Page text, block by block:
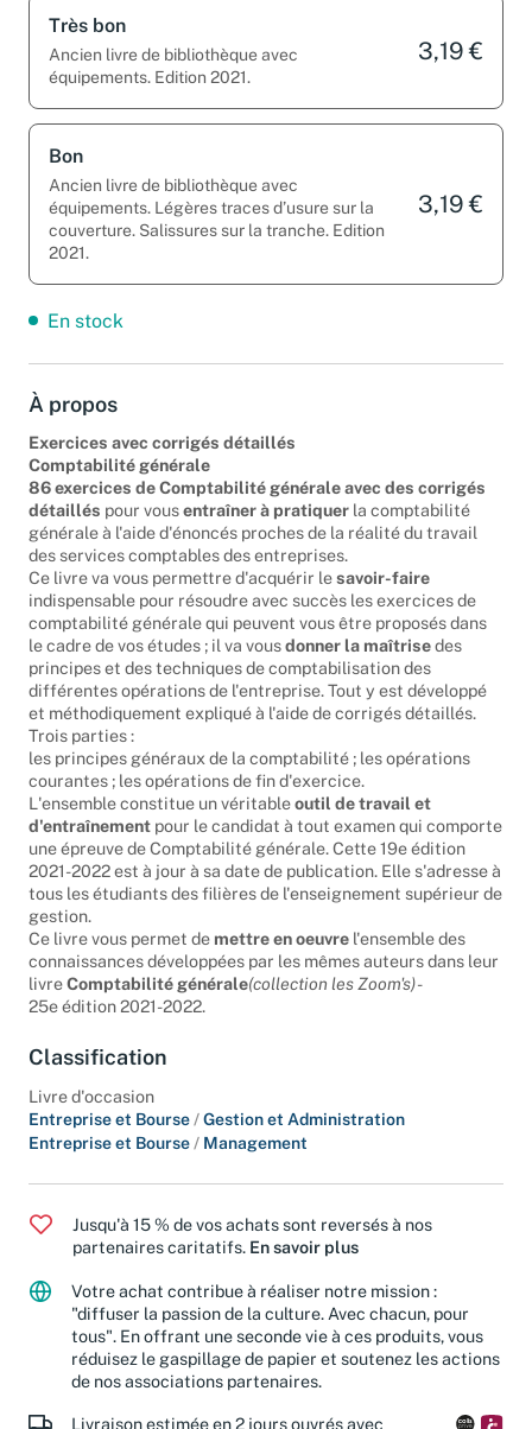
Très bon
Ancien livre de bibliothèque avec
3,19 €
Ancien livre de bibliothèque avec
équipements. Légères traces d’usure sur la
couverture. Salissures sur la tranche. Edition
3,19 €
À propos
Exercices avec corrigés détaillés
Comptabilité générale
86 exercices de Comptabilité générale avec des corrigés
détaillés pour vousentraîner à pratiquer la comptabilité
générale à l'aide d'énoncés proches de la réalité du travail
des services comptables des entreprises.
Ce livre va vous permettre d'acquérir lesavoir-faire
indispensable pour résoudre avec succès les exercices de
comptabilité générale qui peuvent vous être proposés dans
le cadre de vos études ; il va vousdonner la maîtrise
principes et des techniques de comptabilisation des
différentes opérations de l'entreprise. Tout y est développé
et méthodiquement expliqué à l'aide de corrigés détaillés.
Trois parties :
les principes généraux de la comptabilité ; les opérations
courantes ; les opérations de fin d'exercice.
L'ensemble constitue un véritable outil de travail et
d'entraînement pour le candidat à tout examen qui comporte
une épreuve de Comptabilité générale. Cette 19e édition
2021-2022 est à jour à sa date de publication. Elle s'adresse à
tous les étudiants des filières de l'enseignement supérieur de
gestion.
Ce livre vous permet demettre en oeuvrel'ensemble des
connaissances développées par les mêmes auteurs dans leur
livreComptabilité générale
Classification
Livre d'occasion
Entreprise et Bourse / Gestion et Administration
Jusqu'à 15 % de vos achats sont reversés à nos
partenaires caritatifs.
En savoir plus
Votre achat contribue à réaliser notre mission :
"diffuser la passion de la culture. Avec chacun, pour
tous". En offrant une seconde vie à ces produits, vous
réduisez le gaspillage de papier et soutenez les actions
de nos associations partenaires.